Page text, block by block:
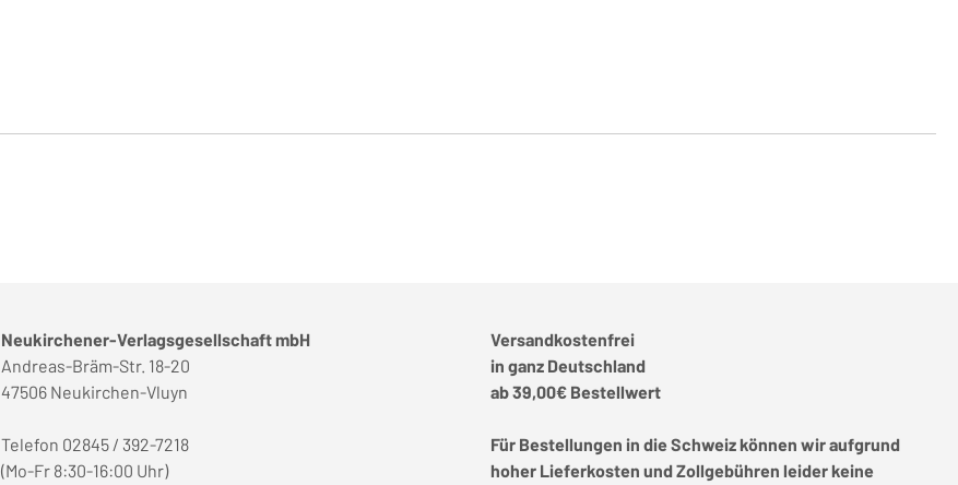
Neukirchener-Verlagsgesellschaft mbH
Andreas-Bräm-Str. 18-20
47506 Neukirchen-Vluyn
Telefon 02845 / 392-7218
(Mo-Fr 8:30-16:00 Uhr)
Versandkostenfrei
in ganz Deutschland
ab 39,00€ Bestellwert
Für Bestellungen in die Schweiz können wir aufgrund
hoher Lieferkosten und Zollgebühren leider keine